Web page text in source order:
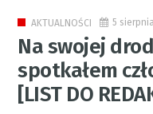
AKTUALNOŚCI 5
Na swojej
spotkałem
[LIST DO